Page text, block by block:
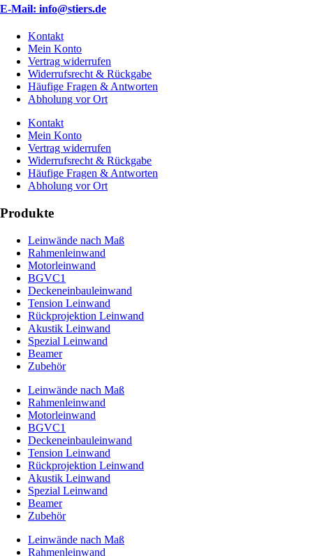
E-Mail: info@stiers.de
Kontakt
Mein Konto
Vertrag widerrufen
Widerrufsrecht & Rückgabe
Häufige Fragen & Antworten
Abholung vor Ort
Kontakt
Mein Konto
Vertrag widerrufen
Widerrufsrecht & Rückgabe
Häufige Fragen & Antworten
Abholung vor Ort
Produkte
Leinwände nach Maß
Rahmenleinwand
Motorleinwand
BGVC1
Deckeneinbauleinwand
Tension Leinwand
Rückprojektion Leinwand
Akustik Leinwand
Spezial Leinwand
Beamer
Zubehör
Leinwände nach Maß
Rahmenleinwand
Motorleinwand
BGVC1
Deckeneinbauleinwand
Tension Leinwand
Rückprojektion Leinwand
Akustik Leinwand
Spezial Leinwand
Beamer
Zubehör
Leinwände nach Maß
Rahmenleinwand